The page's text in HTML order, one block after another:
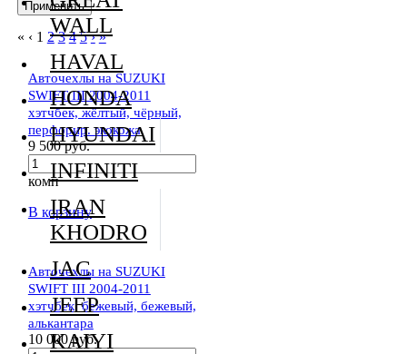
« ‹ 1 2 3 4 5 › »
Авточехлы на SUZUKI
SWIFT III 2004-2011
хэтчбек, жёлтый, чёрный,
перфорир. экокожа
9 500 руб.
комп
В корзину
Авточехлы на SUZUKI
SWIFT III 2004-2011
хэтчбек, бежевый, бежевый,
алькантара
10 000 руб.
WALL
HAVAL
HONDA
HYUNDAI
INFINITI
IRAN
KHODRO
JAC
JEEP
KAIYI